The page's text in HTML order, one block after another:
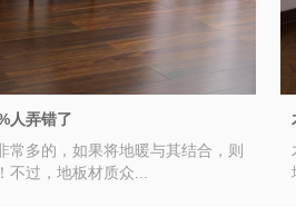
人弄错了
常多的，如果将地暖与其结合，则
过，地板材质众...